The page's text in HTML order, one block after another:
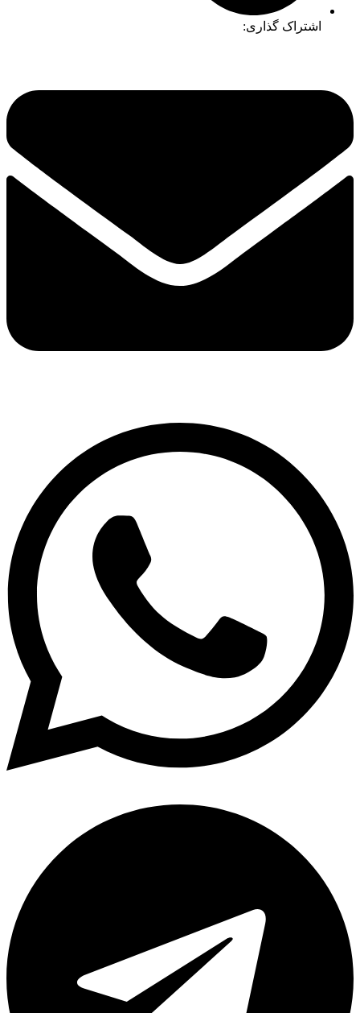
اشتراک گذاری: